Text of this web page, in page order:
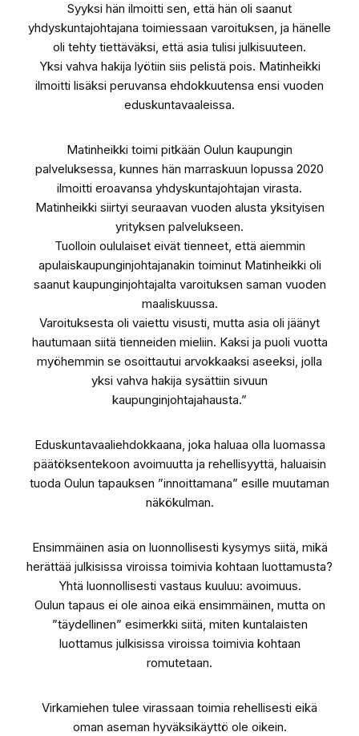
Syyksi hän ilmoitti sen, että hän oli saanut
yhdyskuntajohtajana toimiessaan varoituksen, ja hänelle
oli tehty tiettäväksi, että asia tulisi julkisuuteen.
Yksi vahva hakija lyötiin siis pelistä pois. Matinheikki
ilmoitti lisäksi peruvansa ehdokkuutensa ensi vuoden
eduskuntavaaleissa.
Matinheikki toimi pitkään Oulun kaupungin
palveluksessa, kunnes hän marraskuun lopussa 2020
ilmoitti eroavansa yhdyskuntajohtajan virasta.
Matinheikki siirtyi seuraavan vuoden alusta yksityisen
yrityksen palvelukseen.
Tuolloin oululaiset eivät tienneet, että aiemmin
apulaiskaupunginjohtajanakin toiminut Matinheikki oli
saanut kaupunginjohtajalta varoituksen saman vuoden
maaliskuussa.
Varoituksesta oli vaiettu visusti, mutta asia oli jäänyt
hautumaan siitä tienneiden mieliin. Kaksi ja puoli vuotta
myöhemmin se osoittautui arvokkaaksi aseeksi, jolla
yksi vahva hakija sysättiin sivuun
kaupunginjohtajahausta.”
Eduskuntavaaliehdokkaana, joka haluaa olla luomassa
päätöksentekoon avoimuutta ja rehellisyyttä, haluaisin
tuoda Oulun tapauksen ”innoittamana” esille muutaman
näkökulman.
Ensimmäinen asia on luonnollisesti kysymys siitä, mikä
herättää julkisissa viroissa toimivia kohtaan luottamusta?
Yhtä luonnollisesti vastaus kuuluu: avoimuus.
Oulun tapaus ei ole ainoa eikä ensimmäinen, mutta on
”täydellinen” esimerkki siitä, miten kuntalaisten
luottamus julkisissa viroissa toimivia kohtaan
romutetaan.
Virkamiehen tulee virassaan toimia rehellisesti eikä
oman aseman hyväksikäyttö ole oikein.